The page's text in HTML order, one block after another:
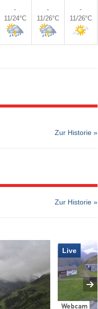
-
11/24°C
-
11/26°C
-
11/26°C
Zur Historie »
Zur Historie »
Webcam
Live